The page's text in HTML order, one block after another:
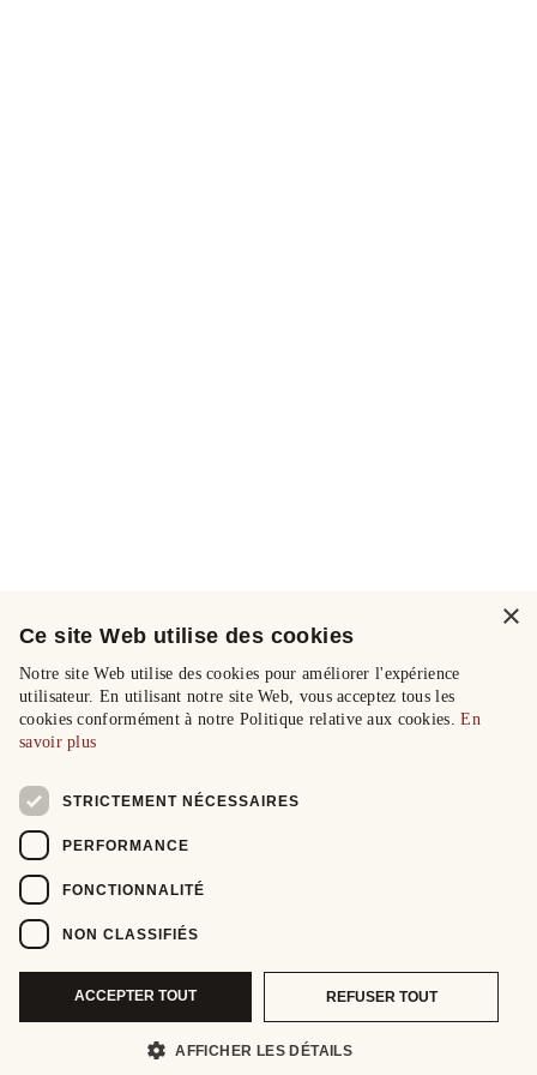
×
Ce site Web utilise des cookies
Notre site Web utilise des cookies pour améliorer l'expérience
utilisateur. En utilisant notre site Web, vous acceptez tous les
cookies conformément à notre Politique relative aux cookies.En
savoir plus
STRICTEMENT NÉCESSAIRES
PERFORMANCE
FONCTIONNALITÉ
NON CLASSIFIÉS
ACCEPTER TOUT REFUSER TOUT
AFFICHER LES DÉTAILS